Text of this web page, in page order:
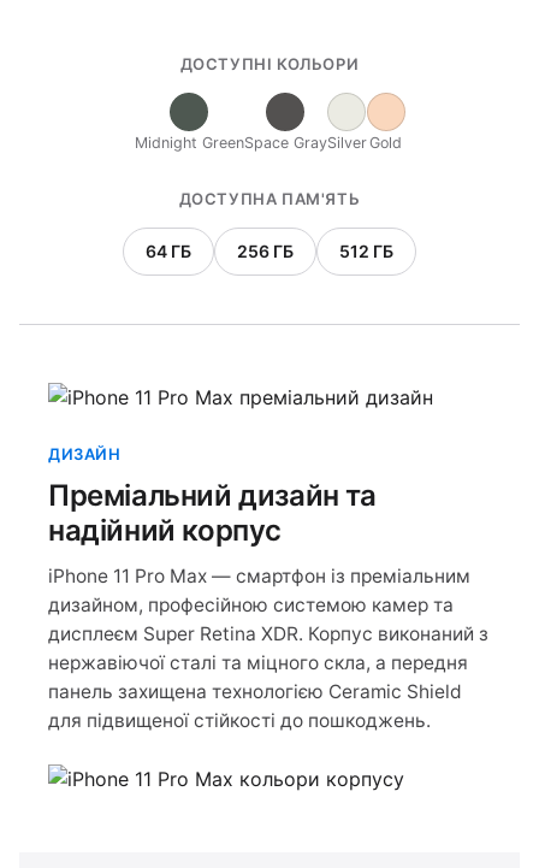
ДОСТУПНІ КОЛЬОРИ
Midnight GreenSpace GraySilverGold
ДОСТУПНА ПАМ'ЯТЬ
64 ГБ 256 ГБ 512 ГБ
ДИЗАЙН
Преміальний дизайн та
надійний корпус
iPhone 11 Pro Max — смартфон із преміальним
дизайном, професійною системою камер та
дисплеєм Super Retina XDR. Корпус виконаний з
нержавіючої сталі та міцного скла, а передня
панель захищена технологією Ceramic Shield
для підвищеної стійкості до пошкоджень.